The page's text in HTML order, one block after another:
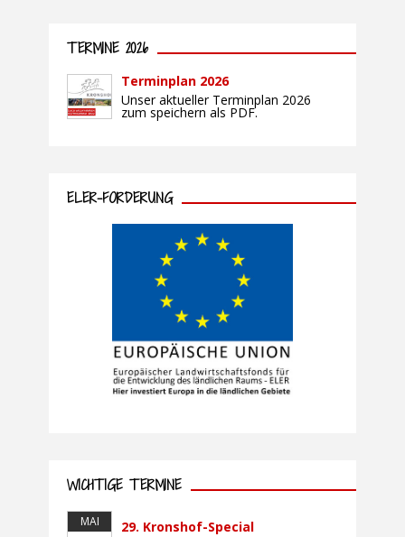
TERMINE 2026
Terminplan 2026
Unser aktueller Terminplan 2026
zum speichern als PDF.
ELER-FÖRDERUNG
WICHTIGE TERMINE
MAI 29. Kronshof-Special